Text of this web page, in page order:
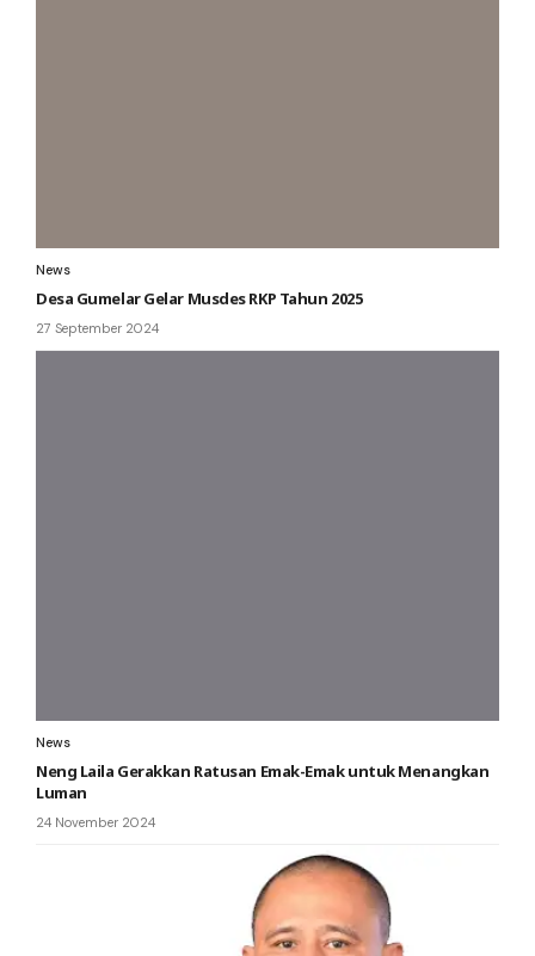
News
Desa Gumelar Gelar Musdes RKP Tahun 2025
27 September 2024
News
Neng Laila Gerakkan Ratusan Emak-Emak untuk Menangkan
Luman
24 November 2024